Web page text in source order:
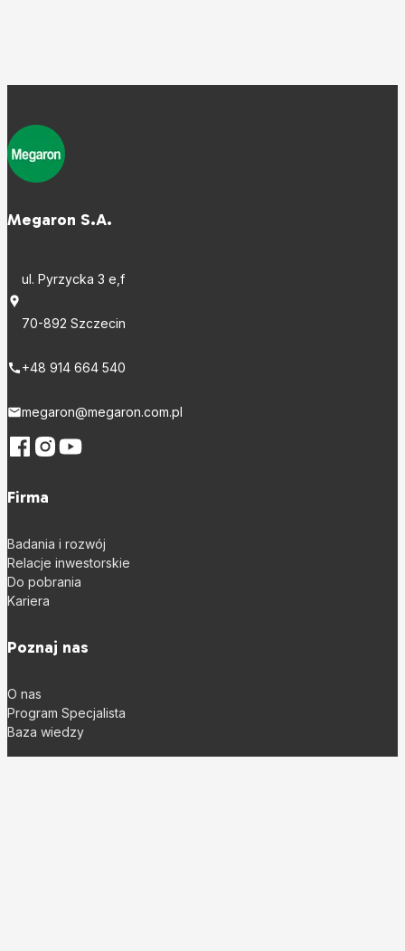
Megaron S.A.
ul. Pyrzycka 3 e,f
70-892 Szczecin
+48 914 664 540
megaron@megaron.com.pl
Firma
Badania i rozwój
Relacje inwestorskie
Do pobrania
Kariera
Poznaj nas
O nas
Program Specjalista
Baza wiedzy